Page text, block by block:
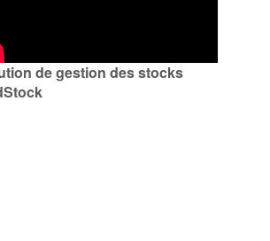
de gestion des stocks